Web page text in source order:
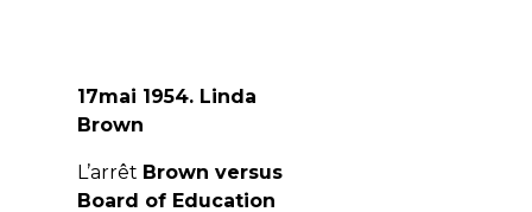
17mai 1954. Linda
Brown
L’arrêt Brown versus
Board of Education